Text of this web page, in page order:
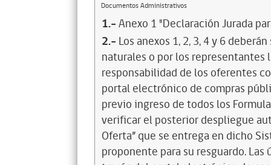
Documentos Administrativos
1.-Anexo 1 "Declaración Jurada
2.- Los anexos 1, 2, 3, 4 y 6
naturales o por los representantes
responsabilidad de los oferentes
portal electrónico de compras
previo ingreso de todos los
verificar el posterior despliegue
Oferta” que se entrega en dicho
proponente para su resguardo.